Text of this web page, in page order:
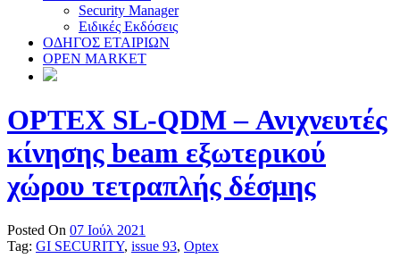
Security Manager
Ειδικές Εκδόσεις
ΟΔΗΓΟΣ ΕΤΑΙΡΙΩΝ
OPEN MARKET
OPTEX SL-QDM – Ανιχνευτές
κίνησης beam εξωτερικού
χώρου τετραπλής δέσμης
Posted On 07 Ιούλ 2021
Tag: GI SECURITY, issue 93, Optex